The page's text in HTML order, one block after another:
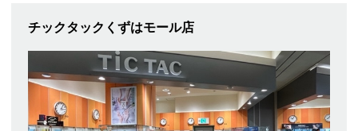
チックタックくずはモール店